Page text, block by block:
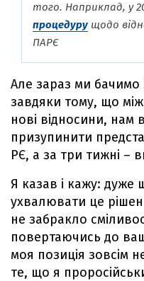
того. Наприклад, у
процедуру щодо
ПАРЄ
Але зараз ми бачимо
завдяки тому, що
нові відносини, нам
призупинити
РЄ, а за три тижні –
Я казав і кажу:
ухвалювати це
не забракло
повертаючись до
моя позиція зовсім
те, що я